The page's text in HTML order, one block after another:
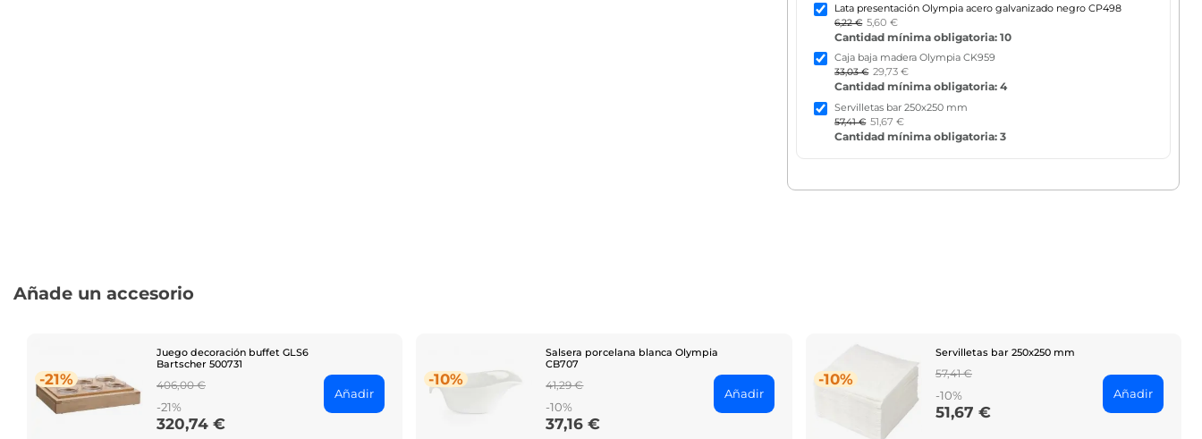
Lata presentación Olympia acero galvanizado negro CP498
6,22 € 5,60 €
Cantidad mínima obligatoria: 10
Caja baja madera Olympia CK959
33,03 € 29,73 €
Cantidad mínima obligatoria: 4
Servilletas bar 250x250 mm
57,41 € 51,67 €
Cantidad mínima obligatoria: 3
Añade un accesorio
-21%
Juego decoración buffet GLS6
Bartscher 500731
Regular
price
406,00 €
-21%
Price
320,74 €
Añadir
-10%
Salsera porcelana blanca Olympia
CB707
Regular
price
41,29 €
-10%
Price
37,16 €
Añadir
-10%
Servilletas bar 250x250 mm
Regular
price
57,41 €
-10%
Price
51,67 €
Añadir